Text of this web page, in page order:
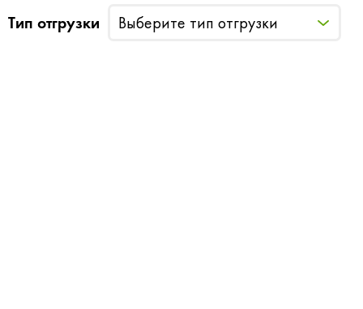
Тип отгрузки Выберите тип отгрузки